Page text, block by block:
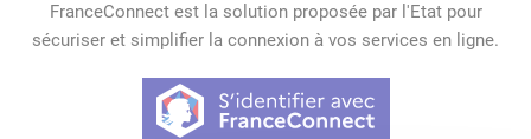
FranceConnect est la solution proposée par l'Etat pour
sécuriser et simplifier la connexion à vos services en ligne.